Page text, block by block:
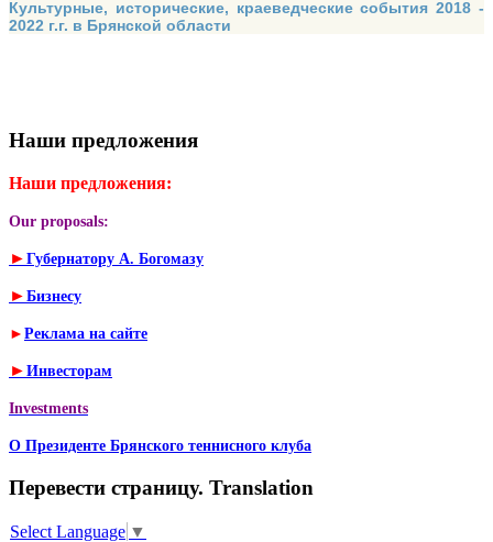
Культурные, исторические, краеведческие события 2018 -
2022 г.г. в Брянской области
Наши предложения
Наши предложения:
Our proposals:
► Губернатору А. Богомазу
► Бизнесу
► Реклама на сайте
► Инвесторам
Investments
О Президенте Брянского теннисного клуба
Перевести страницу. Translation
Select Language ▼